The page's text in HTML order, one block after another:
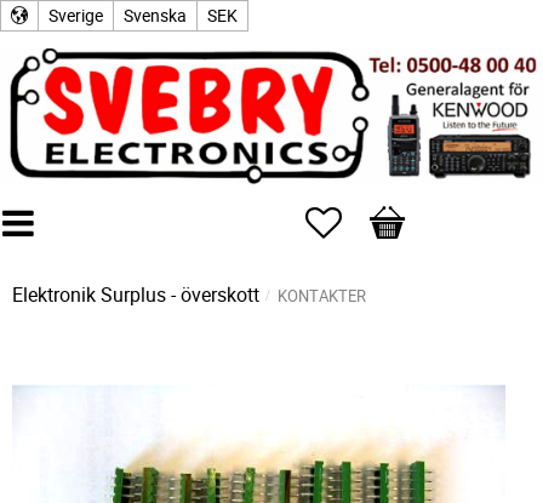
Sverige Svenska SEK
Favoriter
Kundvagn
Elektronik Surplus - överskott KONTAKTER